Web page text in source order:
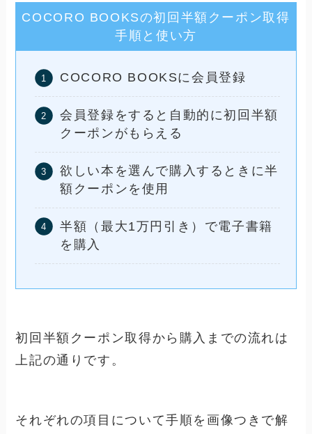
COCORO BOOKSの初回半額クーポン取得
手順と使い方
COCORO BOOKSに会員登録
会員登録をすると自動的に初回半額
クーポンがもらえる
欲しい本を選んで購入するときに半
額クーポンを使用
半額（最大1万円引き）で電子書籍
を購入
初回半額クーポン取得から購入までの流れは
上記の通りです。
それぞれの項目について手順を画像つきで解